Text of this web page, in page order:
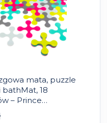
mata, puzzle
18
– Prince